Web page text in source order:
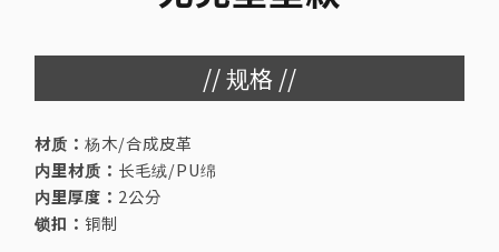
// 规格 //
材质： 杨木/合成皮革
内里材质： 长毛绒/PU绵
内里厚度： 2公分
锁扣： 铜制